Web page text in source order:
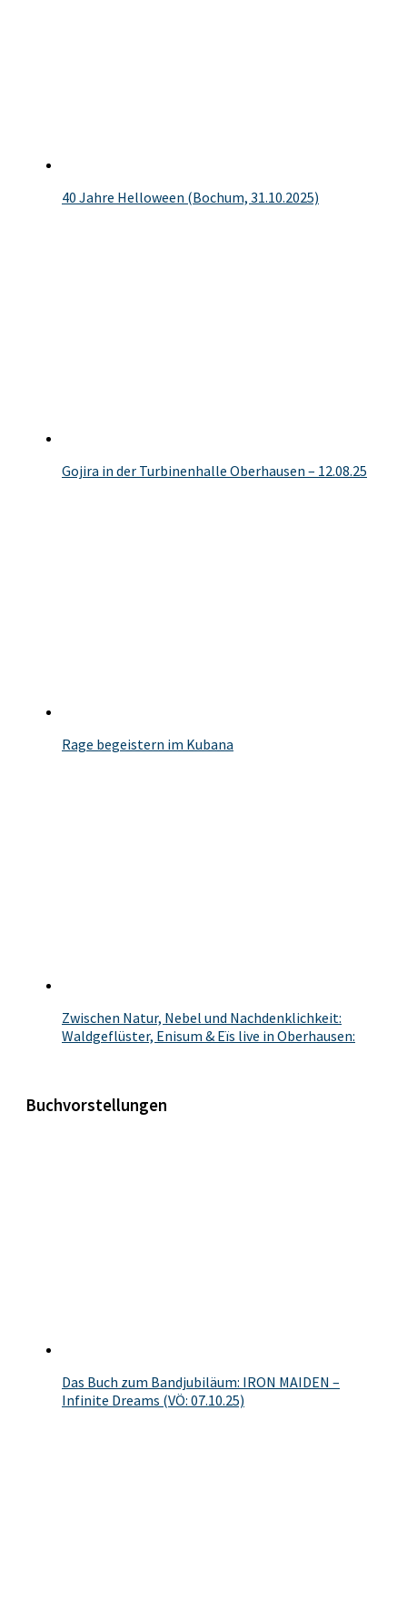
40 Jahre Helloween (Bochum, 31.10.2025)
Gojira in der Turbinenhalle Oberhausen – 12.08.25
Rage begeistern im Kubana
Zwischen Natur, Nebel und Nachdenklichkeit:
Waldgeflüster, Enisum & Eïs live in Oberhausen:
Buchvorstellungen
Das Buch zum Bandjubiläum: IRON MAIDEN –
Infinite Dreams (VÖ: 07.10.25)